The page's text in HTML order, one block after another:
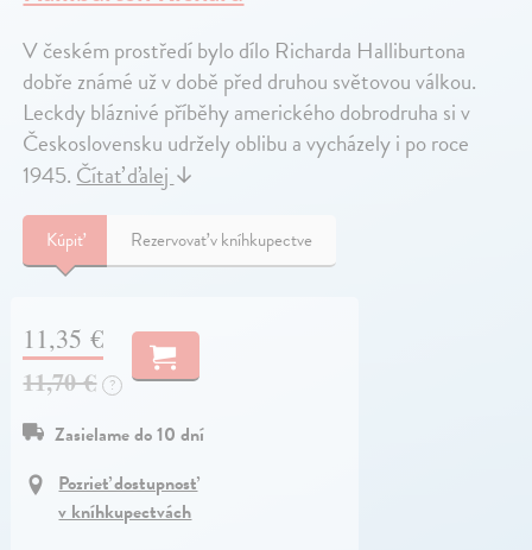
V českém prostředí bylo dílo Richarda Halliburtona
dobře známé už v době před druhou světovou válkou.
Leckdy bláznivé příběhy amerického dobrodruha si v
Československu udržely oblibu a vycházely i po roce
1945.Čítať ďalej↓
Kúpiť Rezervovať v kníhkupectve
11,35 €
11,70 € ?
Zasielame do 10 dní
Pozrieť dostupnosť
v kníhkupectvách